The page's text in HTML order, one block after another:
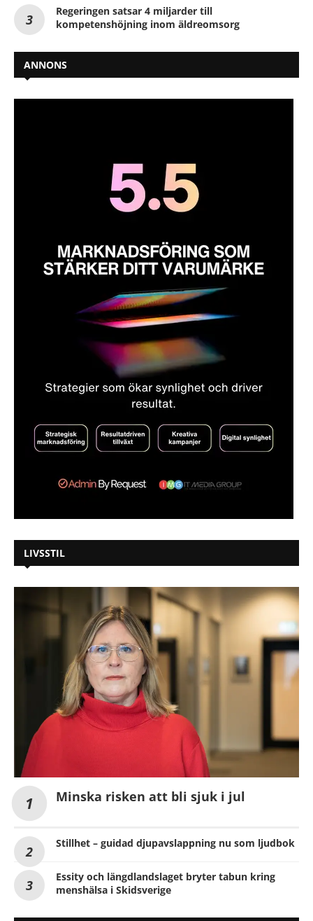
Regeringen satsar 4 miljarder till
kompetenshöjning inom äldreomsorg
ANNONS
LIVSSTIL
Minska risken att bli sjuk i jul
Stillhet – guidad djupavslappning nu som ljudbok
Essity och längdlandslaget bryter tabun kring
menshälsa i Skidsverige